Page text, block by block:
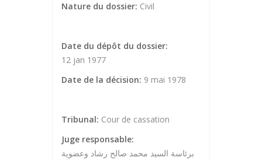
Nature du dossier: Civil
Date du dépôt du dossier:
12 jan 1977
Date de la décision: 9 mai 1978
Tribunal: Cour de cassation
Juge responsable:
برئاسة السيد محمد صالح رشاد وعضوية